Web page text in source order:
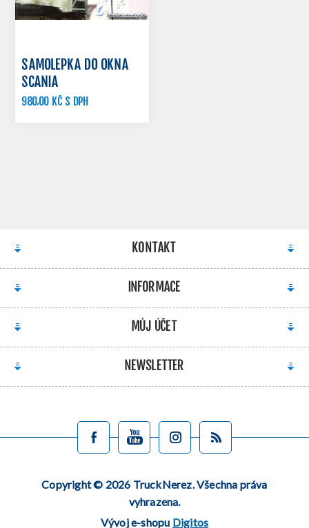
SAMOLEPKA DO OKNA
SCANIA
980,00 KČ S DPH
KONTAKT
INFORMACE
MŮJ ÚČET
NEWSLETTER
Copyright © 2026 TruckNerez. Všechna práva
vyhrazena.
Vývoj e-shopu Digitos